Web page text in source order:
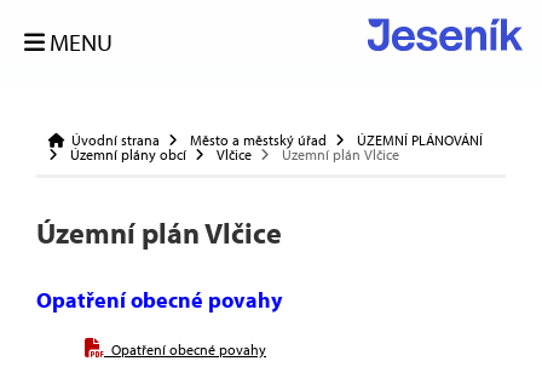
MENU
Úvodní strana Město a městský úřad
ÚZEMNÍ PLÁNOVÁNÍ
Územní plány obcí
Vlčice Územní plán Vlčice
Územní plán Vlčice
Opatření obecné povahy
Opatření obecné povahy